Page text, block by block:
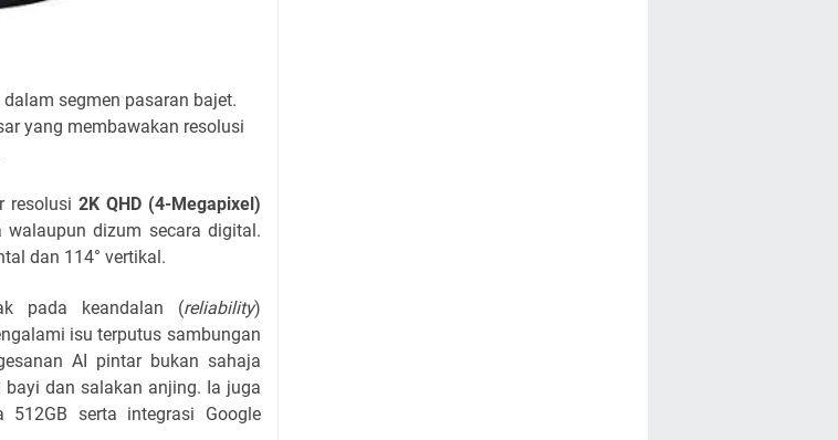
segmen pasaran bajet.
yang membawakan resolusi
resolusi 2K QHD (4-Megapixel)
dizum secara digital.
dan 114° vertikal.
pada keandalan (reliability)
isu terputus sambungan
AI pintar bukan sahaja
dan salakan anjing. Ia juga
512GB serta integrasi Google